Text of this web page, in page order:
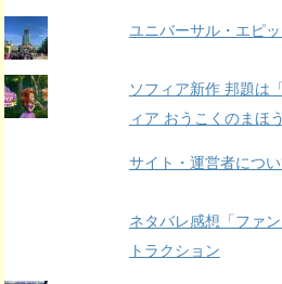
ユニバーサル・エピ
ソフィア新作 邦題は
ィア おうこくのまほう
サイト・運営者につい
ネタバレ感想「ファ
トラクション